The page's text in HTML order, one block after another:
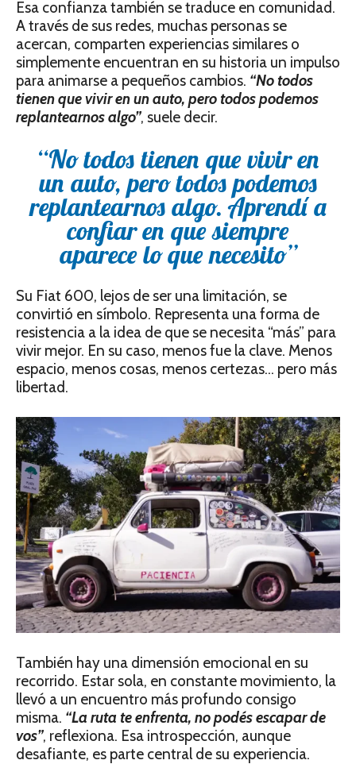
Esa confianza también se traduce en comunidad.
A través de sus redes, muchas personas se
acercan, comparten experiencias similares o
simplemente encuentran en su historia un impulso
para animarse a pequeños cambios. “No todos
tienen que vivir en un auto, pero todos podemos
replantearnos algo”, suele decir.
“No todos tienen que vivir en
un auto, pero todos podemos
replantearnos algo. Aprendí a
confiar en que siempre
aparece lo que necesito”
Su Fiat 600, lejos de ser una limitación, se
convirtió en símbolo. Representa una forma de
resistencia a la idea de que se necesita “más” para
vivir mejor. En su caso, menos fue la clave. Menos
espacio, menos cosas, menos certezas… pero más
libertad.
También hay una dimensión emocional en su
recorrido. Estar sola, en constante movimiento, la
llevó a un encuentro más profundo consigo
misma. “La ruta te enfrenta, no podés escapar de
vos”, reflexiona. Esa introspección, aunque
desafiante, es parte central de su experiencia.